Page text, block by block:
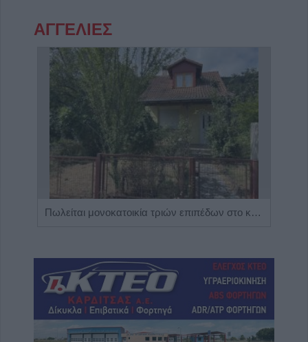
ΑΓΓΕΛΙΕΣ
Πωλείται μονοκατοικία τριών επιπέδων στο καταπράσινο Πευκόφυτο Καρδίτσας